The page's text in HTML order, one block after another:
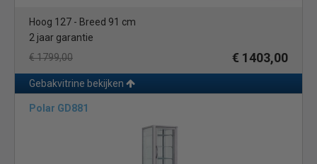
Hoog 127 - Breed 91 cm
2 jaar garantie
€ 1799,00
€ 1403,00
Gebakvitrine bekijken
Polar GD881